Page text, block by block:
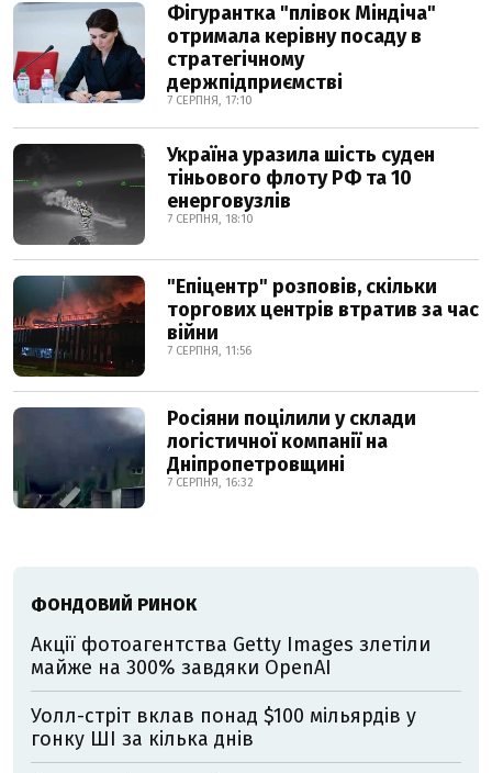
Фігурантка "плівок Міндіча"
отримала керівну посаду в
стратегічному
держпідприємстві
7 СЕРПНЯ, 17:10
Україна уразила шість суден
тіньового флоту РФ та 10
енерговузлів
7 СЕРПНЯ, 18:10
"Епіцентр" розповів, скільки
торгових центрів втратив за час
війни
7 СЕРПНЯ, 11:56
Росіяни поцілили у склади
логістичної компанії на
Дніпропетровщині
7 СЕРПНЯ, 16:32
ФОНДОВИЙ РИНОК
Акції фотоагентства Getty Images злетіли
майже на 300% завдяки OpenAI
Уолл-стріт вклав понад $100 мільярдів у
гонку ШІ за кілька днів